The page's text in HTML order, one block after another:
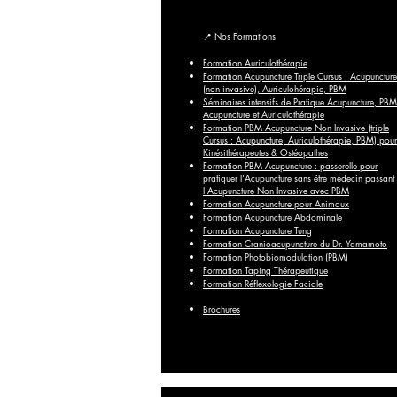
📍 Nos Formations
Formation Auriculothérapie
Formation Acupuncture Triple Cursus : Acupuncture
(non invasive), Auriculohérapie, PBM
Séminaires intensifs de Pratique Acupuncture, PBM
Acupuncture et Auriculothérapie
Formation PBM Acupuncture Non Invasive (triple
Cursus : Acupuncture, Auriculothérapie, PBM) pour
Kinésithérapeutes & Ostéopathes
Formation PBM Acupuncture : passerelle pour
pratiquer l'Acupuncture sans être médecin passant
l'Acupuncture Non Invasive avec PBM
Formation Acupuncture pour Animaux
Formation Acupuncture Abdominale
Formation Acupuncture Tung
Formation Cranioacupuncture du Dr. Yamamoto
Formation Photobiomodulation (PBM)
Formation Taping Thérapeutique
Formation Réflexologie Faciale
Brochures